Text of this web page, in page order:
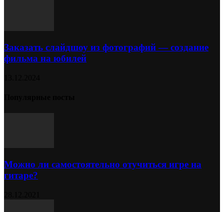
Заказать слайдшоу из фотографий — создание
фильма на юбилей
Можно ли самостоятельно отучиться игре на
гитаре?